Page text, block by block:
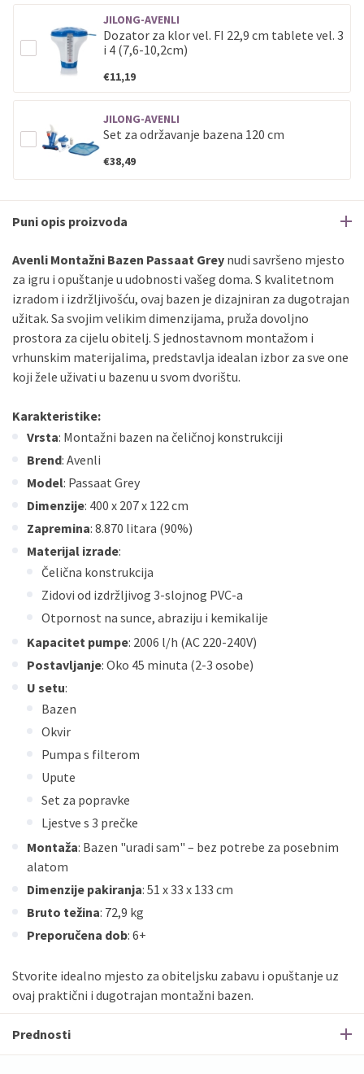
JILONG-AVENLI
Dozator za klor vel. FI 22,9 cm tablete vel. 3
i 4 (7,6-10,2cm)
€11,19
JILONG-AVENLI
Set za održavanje bazena 120 cm
€38,49
Puni opis proizvoda
Avenli Montažni Bazen Passaat Grey nudi savršeno mjesto
za igru i opuštanje u udobnosti vašeg doma. S kvalitetnom
izradom i izdržljivošću, ovaj bazen je dizajniran za dugotrajan
užitak. Sa svojim velikim dimenzijama, pruža dovoljno
prostora za cijelu obitelj. S jednostavnom montažom i
vrhunskim materijalima, predstavlja idealan izbor za sve one
koji žele uživati u bazenu u svom dvorištu.
Karakteristike:
Vrsta: Montažni bazen na čeličnoj konstrukciji
Brend: Avenli
Model: Passaat Grey
Dimenzije: 400 x 207 x 122 cm
Zapremina: 8.870 litara (90%)
Materijal izrade:
Čelična konstrukcija
Zidovi od izdržljivog 3-slojnog PVC-a
Otpornost na sunce, abraziju i kemikalije
Kapacitet pumpe: 2006 l/h (AC 220-240V)
Postavljanje: Oko 45 minuta (2-3 osobe)
U setu:
Bazen
Okvir
Pumpa s filterom
Upute
Set za popravke
Ljestve s 3 prečke
Montaža: Bazen "uradi sam" – bez potrebe za posebnim
alatom
Dimenzije pakiranja: 51 x 33 x 133 cm
Bruto težina: 72,9 kg
Preporučena dob: 6+
Stvorite idealno mjesto za obiteljsku zabavu i opuštanje uz
ovaj praktični i dugotrajan montažni bazen.
Prednosti